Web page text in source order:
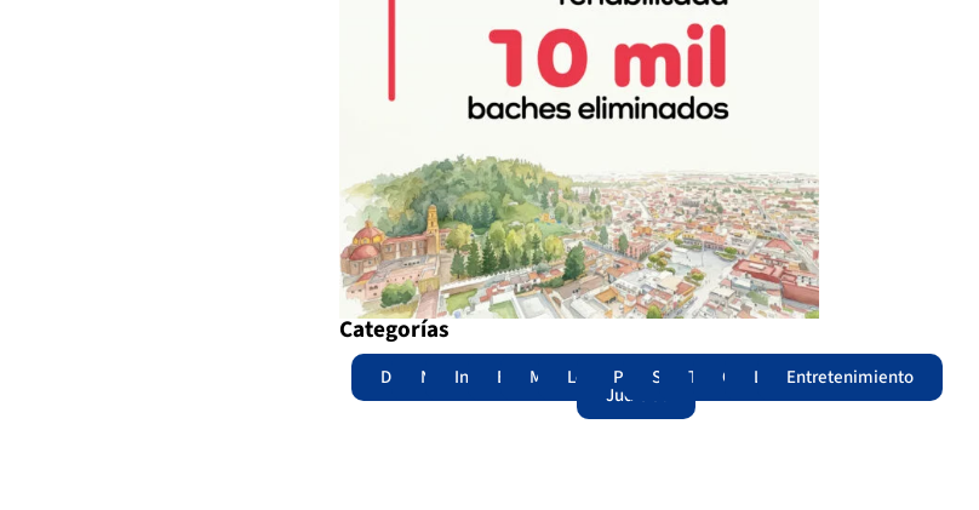
Categorías
Destacadas
NacionalInternacional
EdomexMunicipiosLegislatura
Poder
Judicial
SeguridadTrámites
OpiniónLomitosEntretenimiento